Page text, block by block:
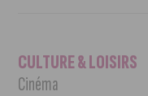
CULTURE & LOISIRS
Cinéma